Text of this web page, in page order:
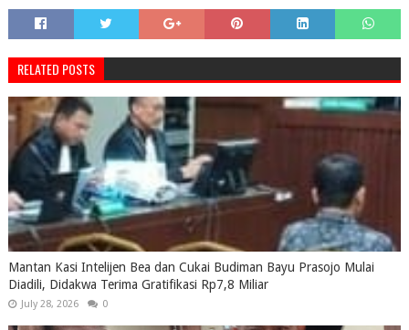
RELATED POSTS
Mantan Kasi Intelijen Bea dan Cukai Budiman Bayu Prasojo Mulai
Diadili, Didakwa Terima Gratifikasi Rp7,8 Miliar
July 28, 2026 0